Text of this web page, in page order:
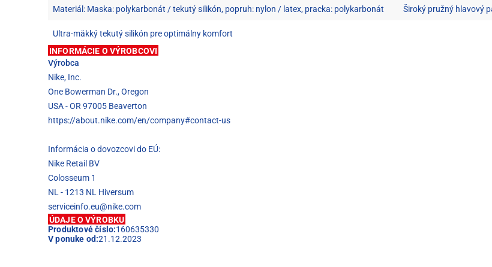
Materiál: Maska: polykarbonát / tekutý silikón, popruh: nylon / latex, pracka: polykarbonát Široký pružný hlavový
Ultra-mäkký tekutý silikón pre optimálny komfort
INFORMÁCIE O VÝROBCOVI
Výrobca
Nike, Inc.
One Bowerman Dr., Oregon
USA - OR 97005 Beaverton
https://about.nike.com/en/company#contact-us
Informácia o dovozcovi do EÚ:
Nike Retail BV
Colosseum 1
NL - 1213 NL Hiversum
serviceinfo.eu@nike.com
ÚDAJE O VÝROBKU
Produktové číslo:160635330
V ponuke od:21.12.2023